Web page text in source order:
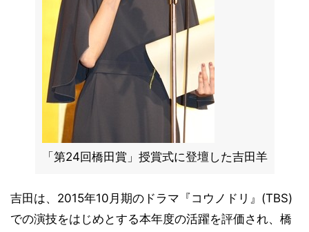
「第24回橋田賞」授賞式に登壇した吉田羊
吉田は、2015年10月期のドラマ『コウノドリ』(TBS)
での演技をはじめとする本年度の活躍を評価され、橋